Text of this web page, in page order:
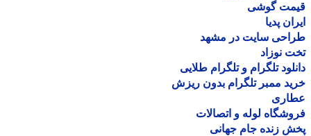
گوشی
پدیا
سایت در مشهد
نوزاد
تلگرام و تلگرام طلایی
ممبر تلگرام بدون ریزش
لوله و اتصالات
زنده جام جهانی